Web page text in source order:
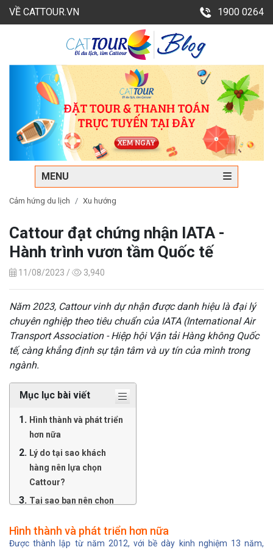
VỀ CATTOUR.VN 1900 0264
MENU
Cảm hứng du lịch Xu hướng
Cattour đạt chứng nhận IATA -
Hành trình vươn tầm Quốc tế
11/08/2023 / 3,940
Năm 2023, Cattour vinh dự nhận được danh hiệu là đại lý
chuyên nghiệp theo tiêu chuẩn của IATA (International Air
Transport Association - Hiệp hội Vận tải Hàng không Quốc
tế, càng khẳng định sự tận tâm và uy tín của mình trong
ngành.
Mục lục bài viết
Hình thành và phát triển
hơn nữa
Lý do tại sao khách
hàng nên lựa chọn
Cattour?
Tại sao bạn nên chọn
lý bán vé máy bay cấp 2
tại Cattour?
Hình thành và phát triển hơn nữa
Được thành lập từ năm 2012, với bề dày kinh nghiệm 13 năm,